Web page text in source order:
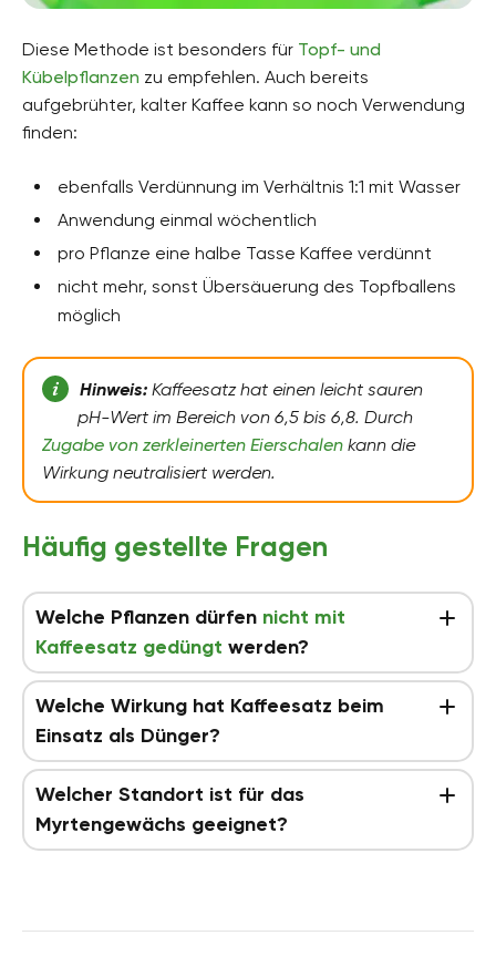
Diese Methode ist besonders für Topf- und
Kübelpflanzen zu empfehlen. Auch bereits
aufgebrühter, kalter Kaffee kann so noch Verwendung
finden:
ebenfalls Verdünnung im Verhältnis 1:1 mit Wasser
Anwendung einmal wöchentlich
pro Pflanze eine halbe Tasse Kaffee verdünnt
nicht mehr, sonst Übersäuerung des Topfballens
möglich
Hinweis: Kaffeesatz hat einen leicht sauren
pH-Wert im Bereich von 6,5 bis 6,8. Durch
Zugabe von zerkleinerten Eierschalen kann die
Wirkung neutralisiert werden.
Häufig gestellte Fragen
Welche Pflanzen dürfen nicht mit
Kaffeesatz gedüngt werden?
Welche Wirkung hat Kaffeesatz beim
Einsatz als Dünger?
Welcher Standort ist für das
Myrtengewächs geeignet?